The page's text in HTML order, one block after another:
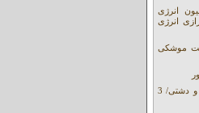
انرژی
انرژی
موشکی
صدای انفجارهای شدید در بوشهر و دشتی/ 3